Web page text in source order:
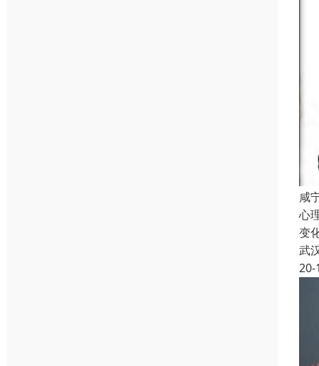
咸
心
变
武
20-